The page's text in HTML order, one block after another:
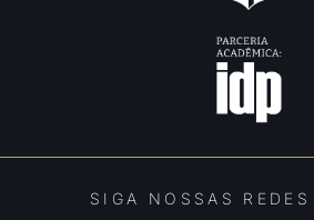
SIGA NOSSAS